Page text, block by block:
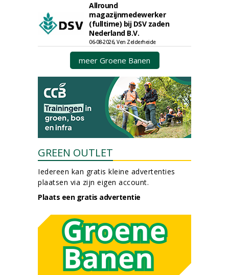
Allround
magazijnmedewerker
(fulltime) bij DSV zaden
Nederland B.V.
06-08-2026, Ven Zelderheide
meer Groene Banen
GREEN OUTLET
Iedereen kan gratis kleine advertenties
plaatsen via zijn eigen account.
Plaats een gratis advertentie